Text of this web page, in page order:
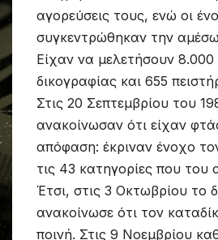
αγορεύσεις τους, ενώ οι
συγκεντρώθηκαν την
Είχαν να μελετήσουν 8.000
δικογραφίας και 655
Στις 20 Σεπτεμβρίου του
ανακοίνωσαν ότι είχαν
απόφαση: έκριναν ένοχο
τις 43 κατηγορίες που του
Έτσι, στις 3 Οκτωβρίου το
ανακοίνωσε ότι τον
ποινή. Στις 9 Νοεμβρίου